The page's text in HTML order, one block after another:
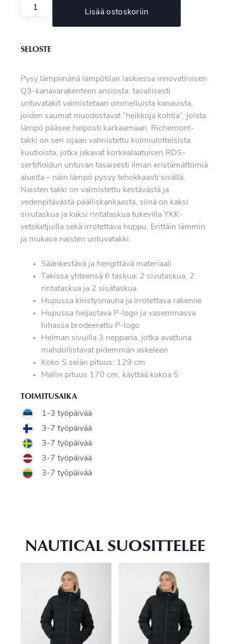
Lisää ostoskoriin
SELOSTE
Pysy lämpimänä lämpötilan laskiessa innovatiivisen
Q3-kanavarakenteen ansiosta: tavallisesti
untuvatakit valmistetaan ommelluista kanavista,
joiden saumat muodostavat ”heikkoja kohtia”, joista
lämpö pääsee helposti karkaamaan. Richemont-
takki on sen sijaan valmistettu kolmiulotteisista
kuutioista, jotka jakavat korkealaatuisen RDS-
sertifioidun untuvan tasaisesti ilman eristämättömiä
alueita – näin lämpö pysyy tehokkaasti sisällä.
Naisten takki on valmistettu kestävästä ja
vedenpitävästä päälliskankaasta, siinä on kaksi
sivutaskua ja kaksi rintataskua tukevilla YKK-
vetoketjuilla sekä irrotettava huppu. Erittäin lämmin
ja mukava naisten untuvatakki.
Säänkestävä ja hengittävä materiaali
Takissa yhteensä 6 taskua: 2 sivutaskua, 2
rintataskua ja 2 sisätaskua
Hupussa kiristysnauha ja irrotettava rakenne
Hupussa heijastava P-logo ja vasemmassa
hihassa brodeerattu P-logo
Helman sivuilla 3 nepparia, jotka avattuna
mahdollistavat pidemmän askeleen
Koko S selän pituus: 129 cm
Mallin pituus 170 cm, käyttää kokoa S
TOIMITUSAIKA
1-3 työpäivää
3-7 työpäivää
3-7 työpäivää
3-7 työpäivää
3-7 työpäivää
NAUTICAL SUOSITTELEE